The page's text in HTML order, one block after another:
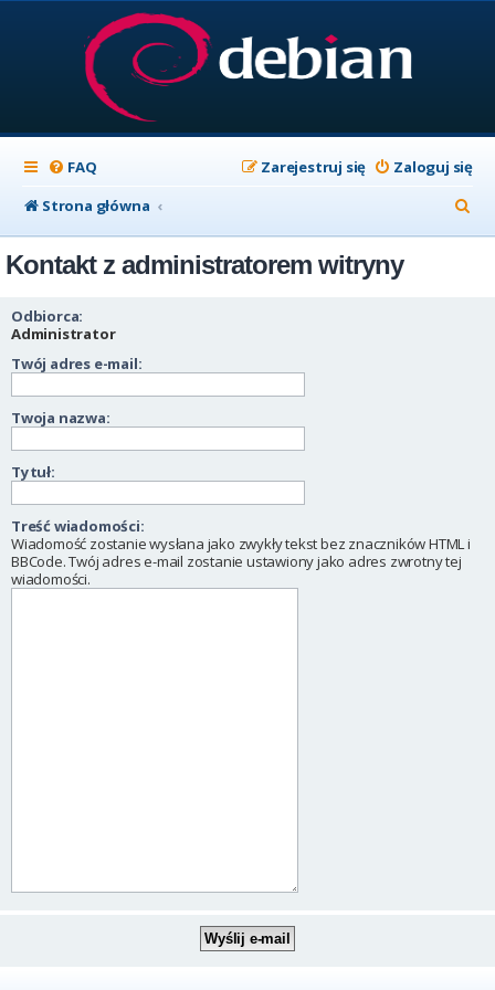
FAQ Zaloguj się
Zarejestruj się
Strona główna
z
Kontakt z administratorem witryny
Odbiorca:
Administrator
Twój adres e-mail:
Twoja nazwa:
Tytuł:
Treść wiadomości:
Wiadomość zostanie wysłana jako zwykły tekst bez znaczników HTML i
BBCode. Twój adres e-mail zostanie ustawiony jako adres zwrotny tej
wiadomości.